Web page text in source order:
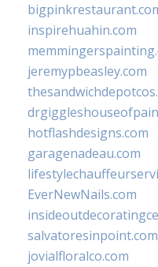
inspirehuahin.com
jeremypbeasley.com
hotflashdesigns.com
garagenadeau.com
EverNewNails.com
salvatoresinpoint.com
jovialfloralco.com